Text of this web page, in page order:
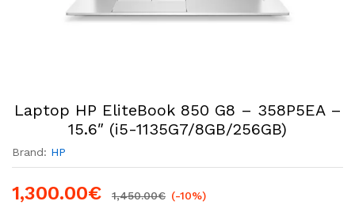
Laptop HP EliteBook 850 G8 – 358P5EA –
15.6″ (i5-1135G7/8GB/256GB)
Brand: HP
1,300.00€ 1,450.00€ (-10%)